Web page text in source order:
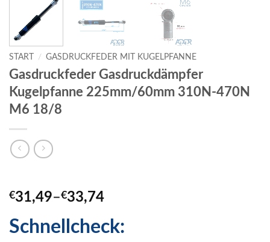
START / GASDRUCKFEDER MIT KUGELPFANNE
Gasdruckfeder Gasdruckdämpfer
Kugelpfanne 225mm/60mm 310N-470N
M6 18/8
€31,49–€33,74
Schnellcheck: